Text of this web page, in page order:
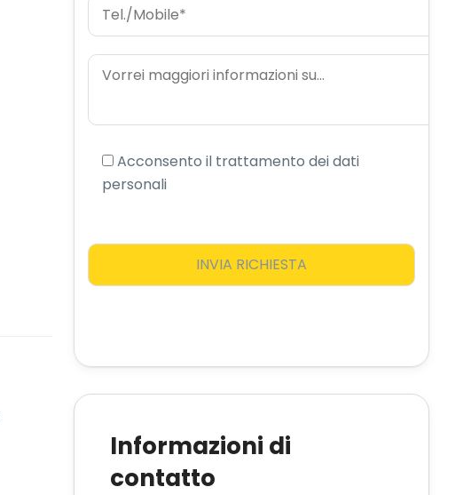
Acconsento il trattamento dei dati
personali
Informazioni di
contatto